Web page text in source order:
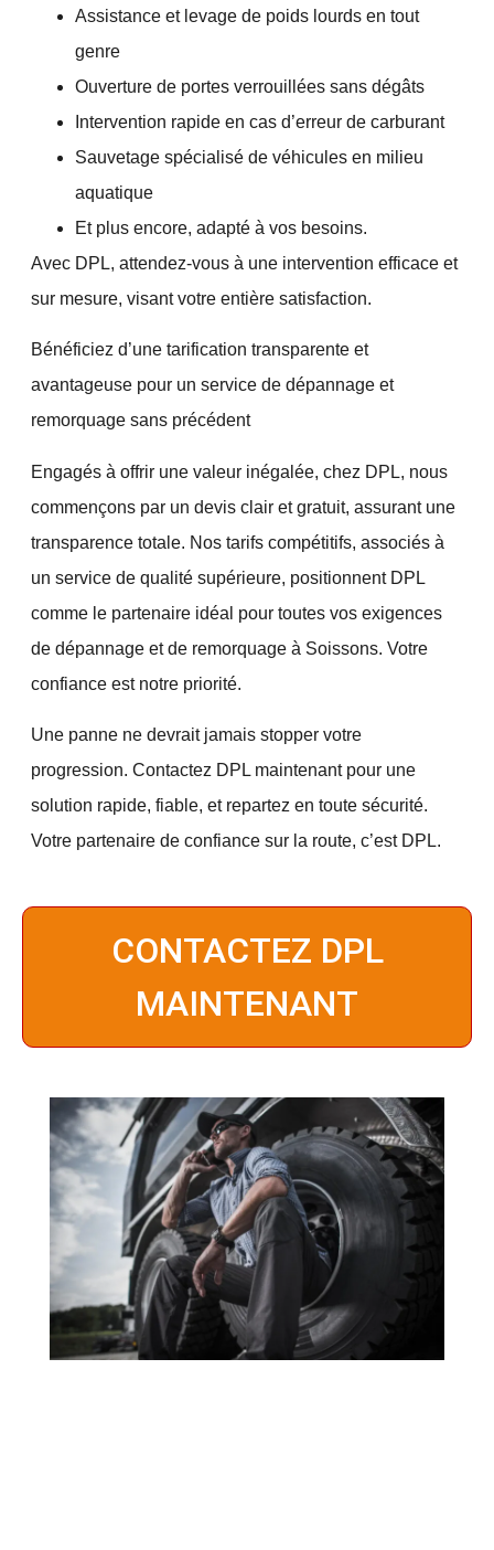
Assistance et levage de poids lourds en tout
genre
Ouverture de portes verrouillées sans dégâts
Intervention rapide en cas d’erreur de carburant
Sauvetage spécialisé de véhicules en milieu
aquatique
Et plus encore, adapté à vos besoins.
Avec DPL, attendez-vous à une intervention efficace et
sur mesure, visant votre entière satisfaction.
Bénéficiez d’une tarification transparente et
avantageuse pour un service de dépannage et
remorquage sans précédent
Engagés à offrir une valeur inégalée, chez DPL, nous
commençons par undevis clair et gratuit, assurant une
transparence totale. Nos tarifs compétitifs, associés à
un service de qualité supérieure, positionnent DPL
comme le partenaire idéal pour toutes vos exigences
de dépannage et de remorquage à Soissons. Votre
confiance est notre priorité.
Une panne ne devrait jamais stopper votre
progression.Contactez DPL maintenantpour une
solution rapide, fiable, et repartez en toute sécurité.
Votre partenaire de confiance sur la route, c’est DPL.
CONTACTEZ DPL
MAINTENANT